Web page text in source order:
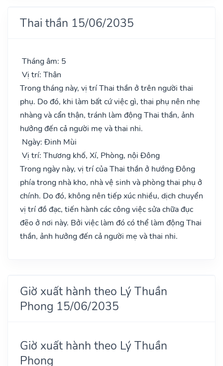
Thai thần 15/06/2035
Tháng âm: 5
Vị trí: Thân
Trong tháng này, vị trí Thai thần ở trên người thai
phụ. Do đó, khi làm bất cứ việc gì, thai phụ nên nhẹ
nhàng và cẩn thận, tránh làm động Thai thần, ảnh
hưởng đến cả người mẹ và thai nhi.
Ngày: Đinh Mùi
Vị trí: Thương khố, Xí, Phòng, nội Đông
Trong ngày này, vị trí của Thai thần ở hướng Đông
phía trong nhà kho, nhà vệ sinh và phòng thai phụ ở
chính. Do đó, không nên tiếp xúc nhiều, dịch chuyển
vị trí đồ đạc, tiến hành các công việc sửa chữa đục
đẽo ở nơi này. Bởi việc làm đó có thể làm động Thai
thần, ảnh hưởng đến cả người mẹ và thai nhi.
Giờ xuất hành theo Lý Thuần
Phong 15/06/2035
Giờ xuất hành theo Lý Thuần
Phong